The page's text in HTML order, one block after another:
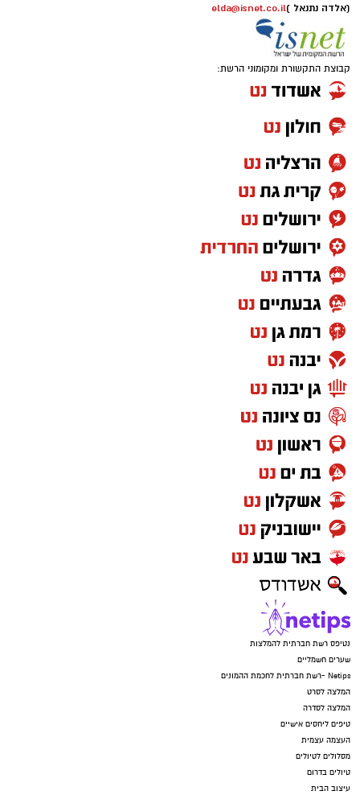
(אלדה נתנאל )elda@isnet.co.il
קבוצת התקשורת ומקומוני הרשת:
נטיפס רשת חברתית להמלצות
שערים חשמליים
Netips -רשת חברתית לחכמת ההמונים
המלצה לסרט
המלצה לסדרה
טיפים ליחסים אישיים
העצמה עצמית
מסלולים לטיולים
טיולים בדרום
עיצוב הבית